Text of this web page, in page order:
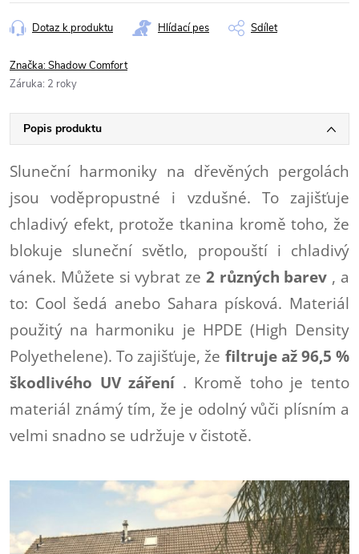
Dotaz k produktu Hlídací pes Sdílet
Značka:Shadow Comfort
Záruka: 2 roky
Popis produktu
Sluneční harmoniky na dřevěných pergolách
jsou voděpropustné i vzdušné. To zajišťuje
chladivý efekt, protože tkanina kromě toho, že
blokuje sluneční světlo, propouští i chladivý
vánek. Můžete si vybrat ze 2 různých barev , a
to: Cool šedá anebo Sahara písková. Materiál
použitý na harmoniku je HPDE (High Density
Polyethelene). To zajišťuje, že filtruje až 96,5 %
škodlivého UV záření. Kromě toho je tento
materiál známý tím, že je odolný vůči plísním a
velmi snadno se udržuje v čistotě.